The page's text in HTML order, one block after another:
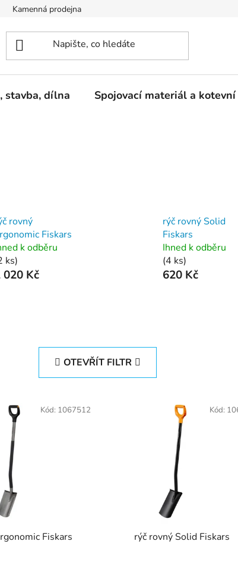
Kamenná prodejna
stavba, dílna Spojovací materiál a
rovný
Fiskars
k odběru
ks)
020 Kč
rýč rovný Solid
Fiskars
Ihned k odběru
(4 ks)
620 Kč
OTEVŘÍT FILTR
Fiskars
Kód: 1067512
rýč rovný Solid Fiskars
Kód: